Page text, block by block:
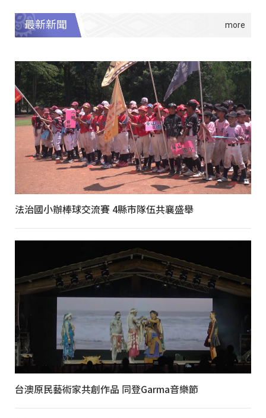
最新新聞
法治國小辦棒球交流賽 4縣市隊伍共襄盛舉
台澳原民藝術家共創作品 同登Garma音樂節